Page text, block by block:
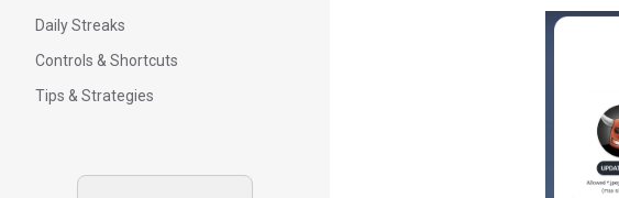
Daily Streaks
Controls & Shortcuts
Tips & Strategies